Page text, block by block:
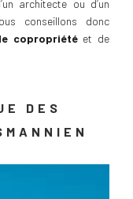
architecte ou d’un
conseillons donc
copropriétéet de
DES